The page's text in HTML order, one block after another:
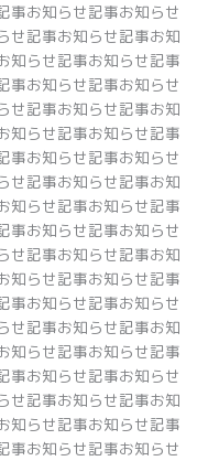
事お知らせ記事お知らせ
せ記事お知らせ記事お知
知らせ記事お知らせ記事
事お知らせ記事お知らせ
せ記事お知らせ記事お知
知らせ記事お知らせ記事
事お知らせ記事お知らせ
せ記事お知らせ記事お知
知らせ記事お知らせ記事
事お知らせ記事お知らせ
せ記事お知らせ記事お知
知らせ記事お知らせ記事
事お知らせ記事お知らせ
せ記事お知らせ記事お知
知らせ記事お知らせ記事
事お知らせ記事お知らせ
せ記事お知らせ記事お知
知らせ記事お知らせ記事
事お知らせ記事お知らせ